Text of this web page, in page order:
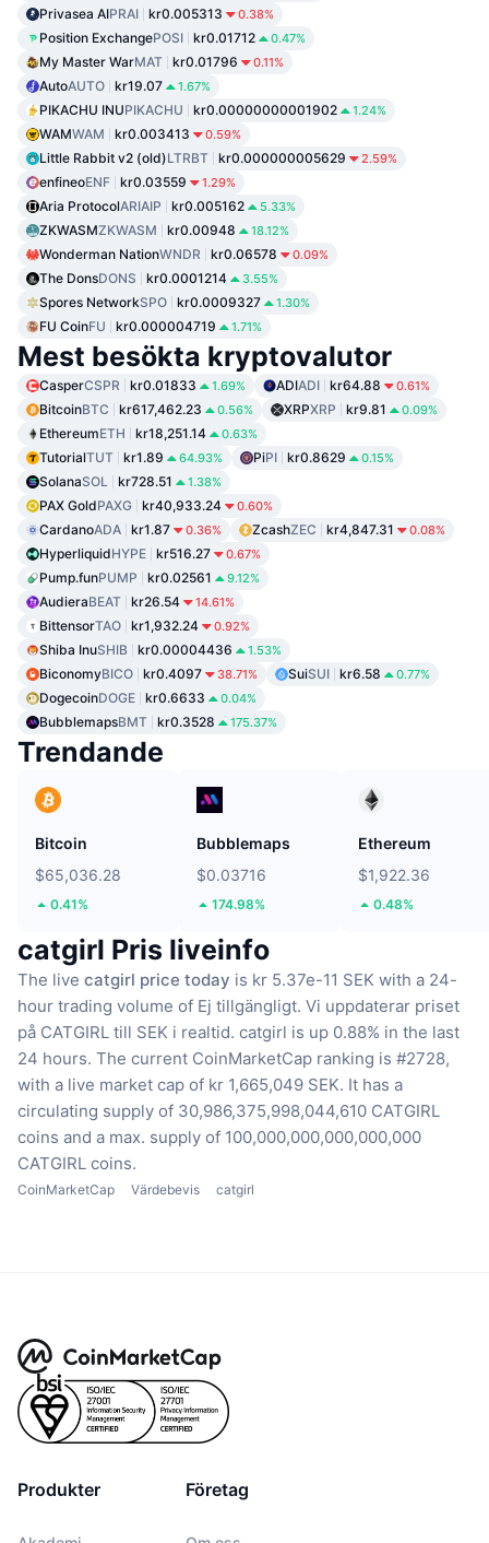
Privasea AIPRAI kr0.005313 0.38%
Position ExchangePOSI kr0.01712 0.47%
My Master WarMAT kr0.01796 0.11%
AutoAUTO kr19.07 1.67%
PIKACHU INUPIKACHU kr0.00000000001902 1.24%
WAMWAM kr0.003413 0.59%
Little Rabbit v2 (old)LTRBT kr0.000000005629 2.59%
enfineoENF kr0.03559 1.29%
Aria ProtocolARIAIP kr0.005162 5.33%
ZKWASMZKWASM kr0.00948 18.12%
Wonderman NationWNDR kr0.06578 0.09%
The DonsDONS kr0.0001214 3.55%
Spores NetworkSPO kr0.0009327 1.30%
FU CoinFU kr0.000004719 1.71%
Mest besökta kryptovalutor
CasperCSPR kr0.01833 1.69% ADIADI kr64.88 0.61%
BitcoinBTC kr617,462.23 0.56% XRPXRP kr9.81 0.09%
EthereumETH kr18,251.14 0.63%
TutorialTUT kr1.89 64.93% PiPI kr0.8629 0.15%
SolanaSOL kr728.51 1.38%
PAX GoldPAXG kr40,933.24 0.60%
CardanoADA kr1.87 0.36% ZcashZEC kr4,847.31 0.08%
HyperliquidHYPE kr516.27 0.67%
Pump.funPUMP kr0.02561 9.12%
AudieraBEAT kr26.54 14.61%
BittensorTAO kr1,932.24 0.92%
Shiba InuSHIB kr0.00004436 1.53%
BiconomyBICO kr0.4097 38.71% SuiSUI kr6.58 0.77%
DogecoinDOGE kr0.6633 0.04%
BubblemapsBMT kr0.3528 175.37%
Trendande
Bitcoin
$65,036.28
0.41%
Bubblemaps
$0.03716
174.98%
Ethereum
$1,922.36
0.48%
catgirl Pris liveinfo
The live catgirl price today is kr 5.37e-11 SEK with a 24-
hour trading volume of Ej tillgängligt. Vi uppdaterar priset
på CATGIRL till SEK i realtid. catgirl is up 0.88% in the last
24 hours. The current CoinMarketCap ranking is #2728,
with a live market cap of kr 1,665,049 SEK. It has a
circulating supply of 30,986,375,998,044,610 CATGIRL
coins and a max. supply of 100,000,000,000,000,000
CATGIRL coins.
CoinMarketCap Värdebevis catgirl
Produkter Företag